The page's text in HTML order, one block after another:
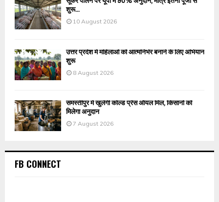
शुरू...
10 August 2026
उत्तर प्रदेश में महिलाओं को आत्मनिर्भर बनाने के लिए अभियान
शुरू
8 August 2026
समस्तीपुर में खुलेगी कोल्ड प्रेस ऑयल मिल, किसानों को
मिलेगा अनुदान
7 August 2026
FB CONNECT